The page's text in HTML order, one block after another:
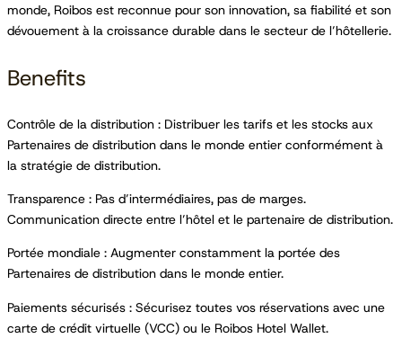
monde, Roibos est reconnue pour son innovation, sa fiabilité et son
dévouement à la croissance durable dans le secteur de l’hôtellerie.
Benefits
Contrôle de la distribution : Distribuer les tarifs et les stocks aux
Partenaires de distribution dans le monde entier conformément à
la stratégie de distribution.
Transparence : Pas d’intermédiaires, pas de marges.
Communication directe entre l’hôtel et le partenaire de distribution.
Portée mondiale : Augmenter constamment la portée des
Partenaires de distribution dans le monde entier.
Paiements sécurisés : Sécurisez toutes vos réservations avec une
carte de crédit virtuelle (VCC) ou le Roibos Hotel Wallet.